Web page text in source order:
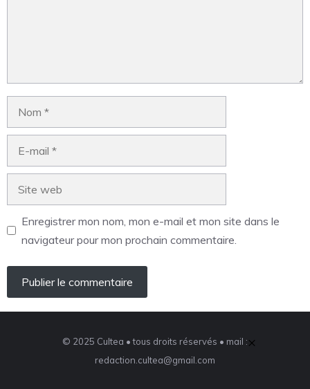
Enregistrer mon nom, mon e-mail et mon site dans le
navigateur pour mon prochain commentaire.
© 2025 Cultea • tous droits réservés • mail :
redaction.cultea@gmail.com
×